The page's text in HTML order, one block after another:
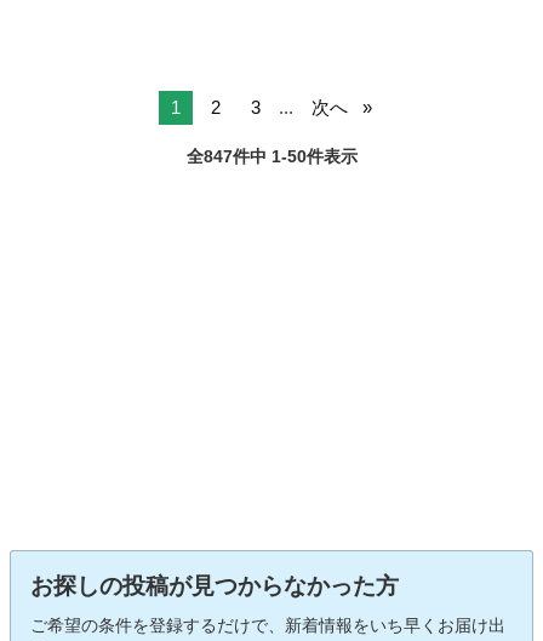
1 2 3 ... 次へ
全847件中 1-50件表示
お探しの投稿が見つからなかった方
ご希望の条件を登録するだけで、新着情報をいち早くお届け出